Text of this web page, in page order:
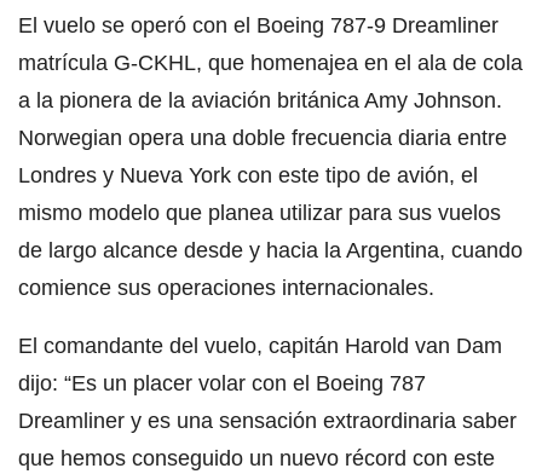
El vuelo se operó con el Boeing 787-9 Dreamliner
matrícula G-CKHL, que homenajea en el ala de cola
a la pionera de la aviación británica Amy Johnson.
Norwegian opera una doble frecuencia diaria entre
Londres y Nueva York con este tipo de avión, el
mismo modelo que planea utilizar para sus vuelos
de largo alcance desde y hacia la Argentina, cuando
comience sus operaciones internacionales.
El comandante del vuelo, capitán Harold van Dam
dijo: “Es un placer volar con el Boeing 787
Dreamliner y es una sensación extraordinaria saber
que hemos conseguido un nuevo récord con este